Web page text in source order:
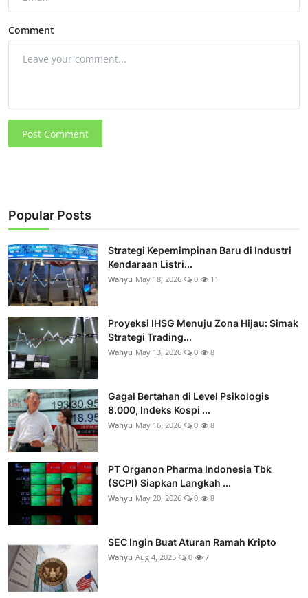
Comment
Post Comment
Popular Posts
Strategi Kepemimpinan Baru di Industri
Kendaraan Listri...
Wahyu May 18, 2026 0 11
Proyeksi IHSG Menuju Zona Hijau: Simak
Strategi Trading...
Wahyu May 13, 2026 0 8
Gagal Bertahan di Level Psikologis
8.000, Indeks Kospi ...
Wahyu May 16, 2026 0 8
PT Organon Pharma Indonesia Tbk
(SCPI) Siapkan Langkah ...
Wahyu May 20, 2026 0 8
SEC Ingin Buat Aturan Ramah Kripto
Wahyu Aug 4, 2025 0 7